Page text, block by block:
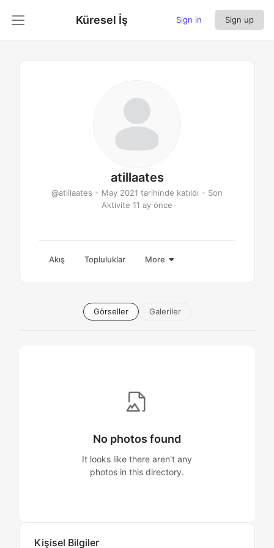
Küresel İş Sign in Sign up
atillaates
@atillaates • May 2021 tarihinde katıldı • Son
Aktivite 11 ay önce
Akış Topluluklar More
Görseller Galeriler
No photos found
It looks like there aren't any
photos in this directory.
Kişisel Bilgiler